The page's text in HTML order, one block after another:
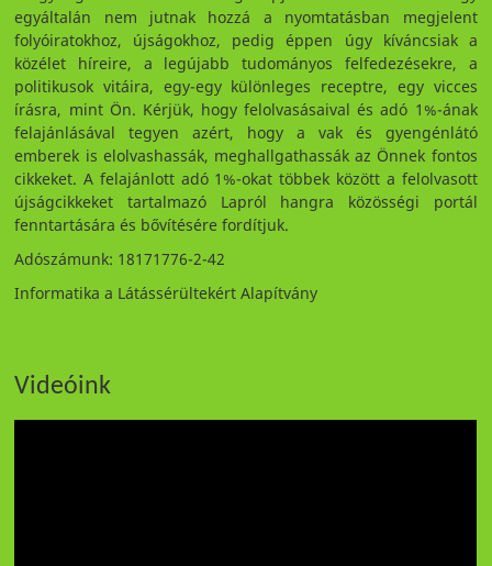
egyáltalán nem jutnak hozzá a nyomtatásban megjelent
folyóiratokhoz, újságokhoz, pedig éppen úgy kíváncsiak a
közélet híreire, a legújabb tudományos felfedezésekre, a
politikusok vitáira, egy-egy különleges receptre, egy vicces
írásra, mint Ön. Kérjük, hogy felolvasásaival és adó 1%-ának
felajánlásával tegyen azért, hogy a vak és gyengénlátó
emberek is elolvashassák, meghallgathassák az Önnek fontos
cikkeket. A felajánlott adó 1%-okat többek között a felolvasott
újságcikkeket tartalmazó Lapról hangra közösségi portál
fenntartására és bővítésére fordítjuk.
Adószámunk: 18171776-2-42
Informatika a Látássérültekért Alapítvány
Videóink